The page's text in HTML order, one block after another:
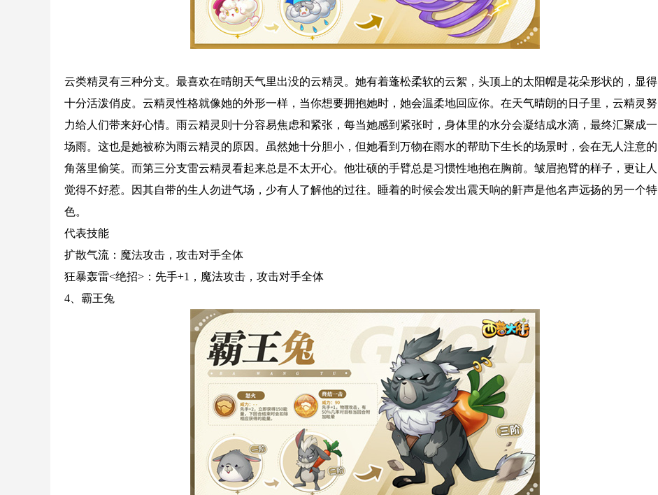
云类精灵有三种分支。最喜欢在晴朗天气里出没的云精灵。她有着蓬松柔软的云絮，头顶上的太阳帽是花朵形状的，显得
十分活泼俏皮。云精灵性格就像她的外形一样，当你想要拥抱她时，她会温柔地回应你。在天气晴朗的日子里，云精灵努
力给人们带来好心情。雨云精灵则十分容易焦虑和紧张，每当她感到紧张时，身体里的水分会凝结成水滴，最终汇聚成一
场雨。这也是她被称为雨云精灵的原因。虽然她十分胆小，但她看到万物在雨水的帮助下生长的场景时，会在无人注意的
角落里偷笑。而第三分支雷云精灵看起来总是不太开心。他壮硕的手臂总是习惯性地抱在胸前。皱眉抱臂的样子，更让人
觉得不好惹。因其自带的生人勿进气场，少有人了解他的过往。睡着的时候会发出震天响的鼾声是他名声远扬的另一个特
色。
代表技能
扩散气流：魔法攻击，攻击对手全体
狂暴轰雷<绝招>：先手+1，魔法攻击，攻击对手全体
4、霸王兔